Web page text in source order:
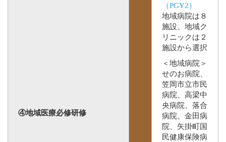
④地域医療必修研修
（PGY2）
地域病院は８
施設、地域ク
リニックは２
施設から選択
＜地域病院＞
せのお病院、
笠岡市立市民
病院、高梁中
央病院、落合
病院、金田病
院、矢掛町国
民健康保険病